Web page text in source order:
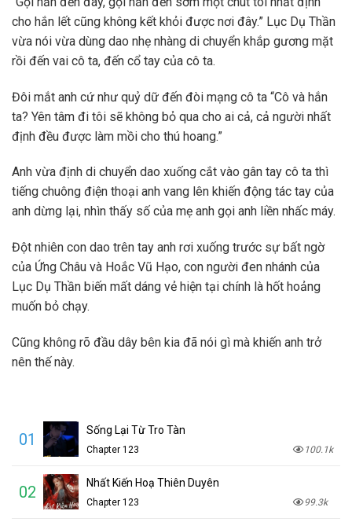
cho hắn lết cũng không kết khỏi được nơi đây.” Lục Dụ Thần
vừa nói vừa dùng dao nhẹ nhàng di chuyển khắp gương mặt
rồi đến vai cô ta, đến cổ tay của cô ta.
Đôi mắt anh cứ như quỷ dữ đến đòi mạng cô ta “Cô và hắn
ta? Yên tâm đi tôi sẽ không bỏ qua cho ai cả, cả người nhất
định đều được làm mồi cho thú hoang.”
Anh vừa định di chuyển dao xuống cắt vào gân tay cô ta thì
tiếng chuông điện thoại anh vang lên khiến động tác tay của
anh dừng lại, nhìn thấy số của mẹ anh gọi anh liền nhấc máy.
Đột nhiên con dao trên tay anh rơi xuống trước sự bất ngờ
của Ứng Châu và Hoắc Vũ Hạo, con người đen nhánh của
Lục Dụ Thần biến mất dáng vẻ hiện tại chính là hốt hoảng
muốn bỏ chạy.
Cũng không rõ đầu dây bên kia đã nói gì mà khiến anh trở
nên thế này.
01 Sống Lại Từ Tro Tàn
Chapter 123 100.1k
02 Nhất Kiến Hoạ Thiên Duyên
Chapter 123 99.3k